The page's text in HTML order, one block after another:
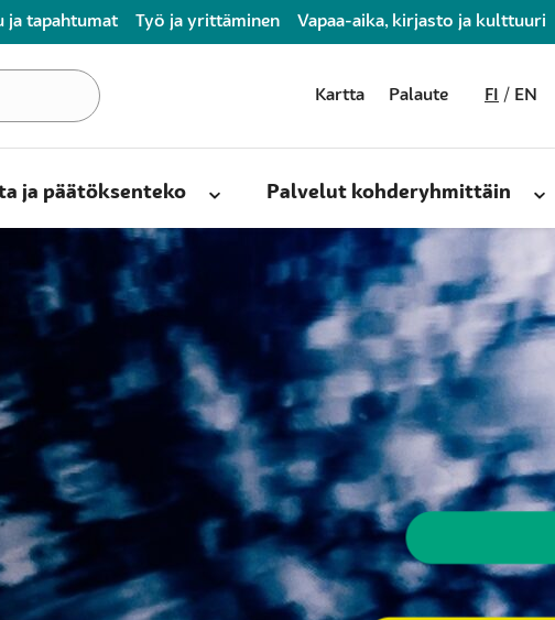
ja tapahtumat Työ ja yrittäminen Vapaa-aika, kirjasto ja kulttuuri
Kartta Palaute FI EN
ja päätöksenteko Palvelut kohderyhmittäin